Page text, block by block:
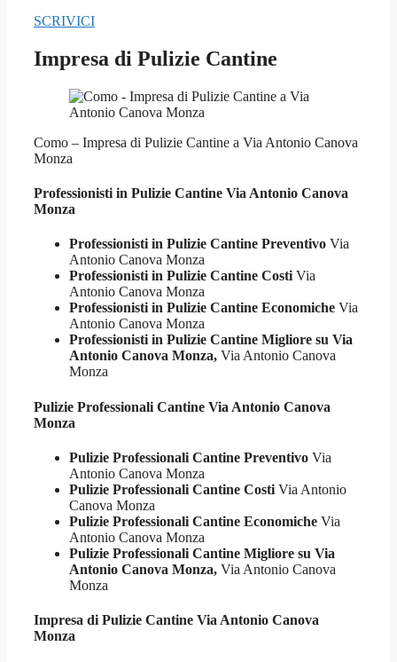
SCRIVICI
Impresa di Pulizie Cantine
Como – Impresa di Pulizie Cantine a Via Antonio Canova
Monza
Professionisti in Pulizie Cantine Via Antonio Canova
Monza
Professionisti in Pulizie Cantine Preventivo Via
Antonio Canova Monza
Professionisti in Pulizie Cantine CostiVia
Antonio Canova Monza
Professionisti in Pulizie Cantine Economiche Via
Antonio Canova Monza
Professionisti in Pulizie Cantine Migliore su Via
Antonio Canova Monza, Via Antonio Canova
Monza
Pulizie Professionali Cantine Via Antonio Canova
Monza
Pulizie Professionali Cantine Preventivo Via
Antonio Canova Monza
Pulizie Professionali Cantine Costi Via Antonio
Canova Monza
Pulizie Professionali Cantine Economiche Via
Antonio Canova Monza
Pulizie Professionali Cantine Migliore su Via
Antonio Canova Monza, Via Antonio Canova
Monza
Impresa di Pulizie Cantine Via Antonio Canova
Monza